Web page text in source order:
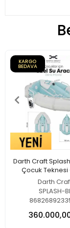
KARGO
BEDAVA
Darth Craft
Çocuk Teknesi
Darth
SPLASH-